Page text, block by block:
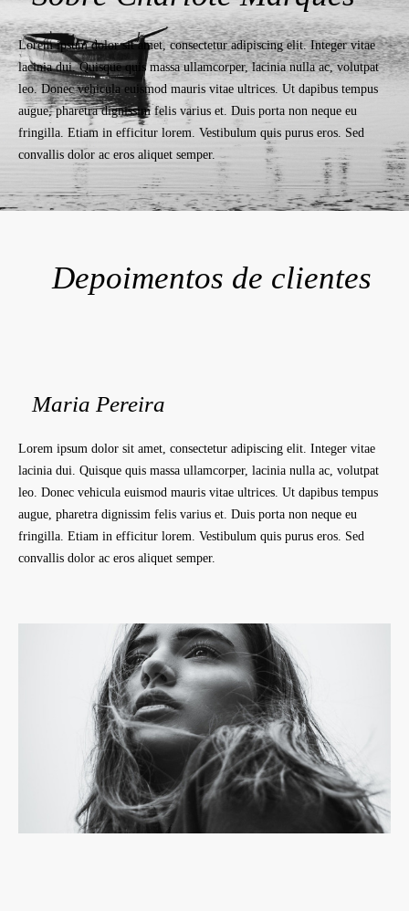
Lorem ipsum dolor sit amet, consectetur adipiscing elit. Integer vitae
lacinia dui. Quisque quis massa ullamcorper, lacinia nulla ac, volutpat
leo. Donec vehicula euismod mauris vitae ultrices. Ut dapibus tempus
augue, pharetra dignissim felis varius et. Duis porta non neque eu
fringilla. Etiam in efficitur lorem. Vestibulum quis purus eros. Sed
convallis dolor ac eros aliquet semper.
Depoimentos de clientes
Maria Pereira
Lorem ipsum dolor sit amet, consectetur adipiscing elit. Integer vitae
lacinia dui. Quisque quis massa ullamcorper, lacinia nulla ac, volutpat
leo. Donec vehicula euismod mauris vitae ultrices. Ut dapibus tempus
augue, pharetra dignissim felis varius et. Duis porta non neque eu
fringilla. Etiam in efficitur lorem. Vestibulum quis purus eros. Sed
convallis dolor ac eros aliquet semper.